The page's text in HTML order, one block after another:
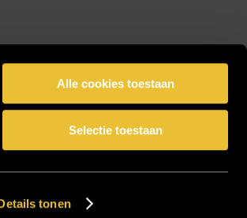
tonen
Alle cookies toestaan
Selectie toestaan
facebookpinterestlinkedininstagram